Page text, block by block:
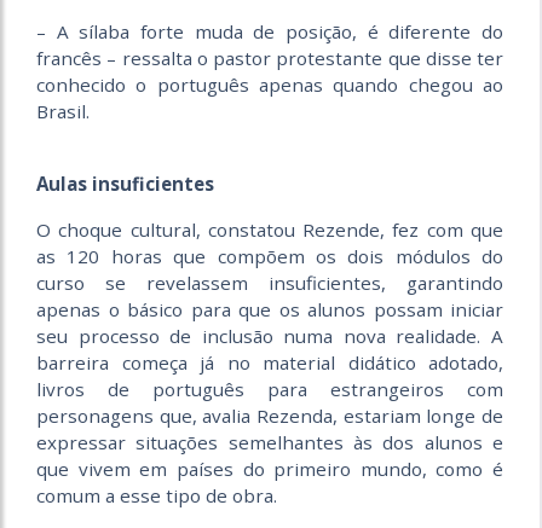
– A sílaba forte muda de posição, é diferente do
francês – ressalta o pastor protestante que disse ter
conhecido o português apenas quando chegou ao
Brasil.
Aulas insuficientes
O choque cultural, constatou Rezende, fez com que
as 120 horas que compõem os dois módulos do
curso se revelassem insuficientes, garantindo
apenas o básico para que os alunos possam iniciar
seu processo de inclusão numa nova realidade. A
barreira começa já no material didático adotado,
livros de português para estrangeiros com
personagens que, avalia Rezenda, estariam longe de
expressar situações semelhantes às dos alunos e
que vivem em países do primeiro mundo, como é
comum a esse tipo de obra.